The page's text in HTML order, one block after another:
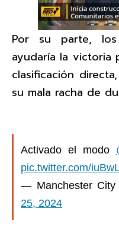
Por su parte,
ayudaría la victoria
clasificación
su mala racha de
Activado el modo
pic.twitter.com/
— Manchester City
25, 2024